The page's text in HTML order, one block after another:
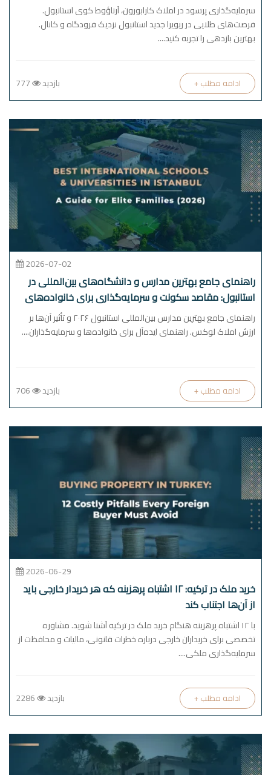
سرمایه‌گذاری پرسود در املاک کارابورون، آرناؤوط کوی استانبول.
فرصت‌های طلایی در ریویرا جدید استانبول نزدیک فرودگاه و کانال.
بهترین بازدهی را تجربه کنید....
بازدید + ادامه مطلب
2026-07-02
راهنمای جامع بهترین مدارس و دانشگاه‌های بین‌المللی در
استانبول: مقاصد سکونت و سرمایه‌گذاری برای خانواده‌های
مرفه (2026)
راهنمای جامع بهترین مدارس بین‌المللی استانبول ۲۰۲۶ و تأثیر آن‌ها بر
ارزش املاک لوکس. راهنمای ایده‌آل برای خانواده‌ها و سرمایه‌گذاران....
بازدید + ادامه مطلب
2026-06-29
خرید ملک در ترکیه: ۱۲ اشتباه پرهزینه که هر خریدار خارجی باید
از آن‌ها اجتناب کند
با ۱۲ اشتباه پرهزینه هنگام خرید ملک در ترکیه آشنا شوید. مشاوره
تخصصی برای خریداران خارجی درباره خطرات قانونی، مالیات و محافظت از
سرمایه‌گذاری ملکی....
بازدید + ادامه مطلب